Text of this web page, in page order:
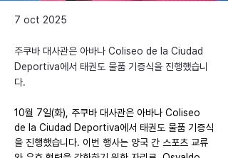
7 oct 2025
주쿠바 대사관은 아바나 Coliseo de la Ciudad
Deportiva에서 태권도 물품 기증식을 진행했습니
다.
10월 7일(화), 주쿠바 대사관은 아바나 Coliseo
de la Ciudad Deportiva에서 태권도 물품 기증식
을 진행했습니다. 이번 행사는 양국 간 스포츠 교류